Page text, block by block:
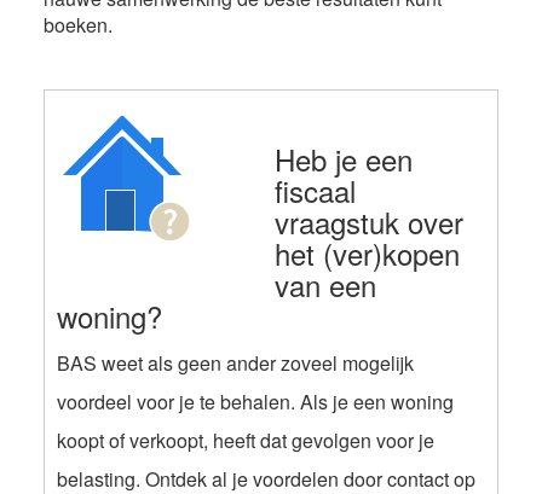
boeken.
Heb je een
fiscaal
vraagstuk over
het (ver)kopen
van een
woning?
BAS weet als geen ander zoveel mogelijk
voordeel voor je te behalen. Als je een woning
koopt of verkoopt, heeft dat gevolgen voor je
belasting. Ontdek al je voordelen door contact op